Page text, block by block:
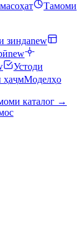
Тамоми
зиндаnew
new
Устоди
ҳаҷмМоделҳо
каталог →